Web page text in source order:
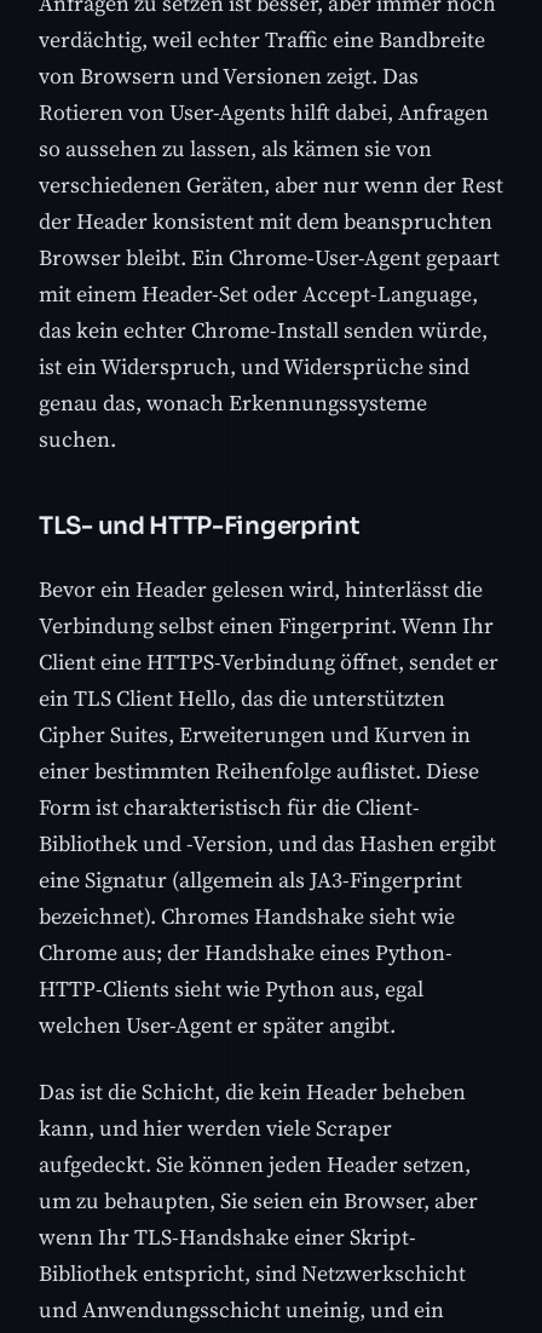
verdächtig, weil echter Traffic eine Bandbreite
von Browsern und Versionen zeigt. Das
Rotieren von User-Agents hilft dabei, Anfragen
so aussehen zu lassen, als kämen sie von
verschiedenen Geräten, aber nur wenn der Rest
der Header konsistent mit dem beanspruchten
Browser bleibt. Ein Chrome-User-Agent gepaart
mit einem Header-Set oder Accept-Language,
das kein echter Chrome-Install senden würde,
ist ein Widerspruch, und Widersprüche sind
genau das, wonach Erkennungssysteme
suchen.
TLS- und HTTP-Fingerprint
Bevor ein Header gelesen wird, hinterlässt die
Verbindung selbst einen Fingerprint. Wenn Ihr
Client eine HTTPS-Verbindung öffnet, sendet er
ein TLS Client Hello, das die unterstützten
Cipher Suites, Erweiterungen und Kurven in
einer bestimmten Reihenfolge auflistet. Diese
Form ist charakteristisch für die Client-
Bibliothek und -Version, und das Hashen ergibt
eine Signatur (allgemein als JA3-Fingerprint
bezeichnet). Chromes Handshake sieht wie
Chrome aus; der Handshake eines Python-
HTTP-Clients sieht wie Python aus, egal
welchen User-Agent er später angibt.
Das ist die Schicht, die kein Header beheben
kann, und hier werden viele Scraper
aufgedeckt. Sie können jeden Header setzen,
um zu behaupten, Sie seien ein Browser, aber
wenn Ihr TLS-Handshake einer Skript-
Bibliothek entspricht, sind Netzwerkschicht
und Anwendungsschicht uneinig, und ein